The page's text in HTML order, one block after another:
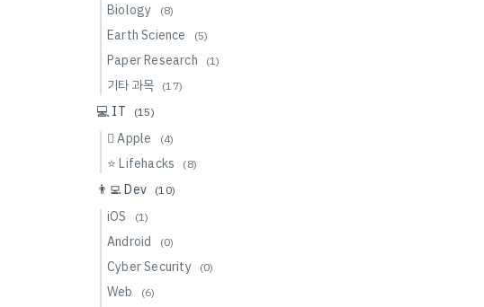
Biology (8)
Earth Science (5)
Paper Research (1)
기타 과목 (17)
💻 IT (15)
 Apple (4)
⭐️ Lifehacks (8)
👨‍💻 Dev (10)
iOS (1)
Android (0)
Cyber Security (0)
Web (6)